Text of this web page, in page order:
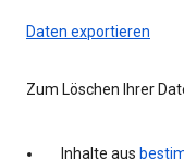
Daten exportieren
Zum Löschen Ihrer
Inhalte aus